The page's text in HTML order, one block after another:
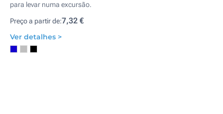
para levar numa excursão.
Preço a partir de:7,32 €
Ver detalhes >